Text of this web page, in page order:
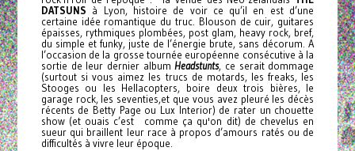
DATSUNS à Lyon, histoire de voir ce qu’il en est d’une
certaine idée romantique du truc. Blouson de cuir, guitares
épaisses, rythmiques plombées, post glam, heavy rock, bref,
du simple et funky, juste de l’énergie brute, sans décorum. A
l’occasion de la grosse tournée européenne consécutive à la
sortie de leur dernier albumHeadstunts, ce serait dommage
(surtout si vous aimez les trucs de motards, les freaks, les
Stooges ou les Hellacopters, boire deux trois bières, le
garage rock, les seventies,et que vous avez pleuré les décès
récents de Betty Page ou Lux Interior) de rater un chouette
show (et ouais c’est comme ça qu'on dit) de chevelus en
sueur qui braillent leur race à propos d’amours ratés ou de
difficultés à vivre leur époque.